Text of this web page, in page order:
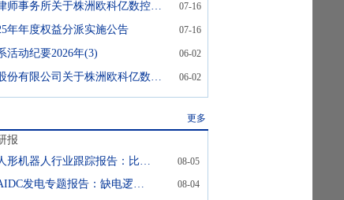
欧科亿:湖南启元律师事务所关于株洲欧科亿数控精密刀具股份有限公司差异化分派事项的法律意见书 07-16
年年度权益分派实施公告 07-16
活动纪要2026年(3) 06-02
欧科亿:中信证券股份有限公司关于株洲欧科亿数控精密刀具股份有限公司股东向特定机构投资者询价转让股份的核查报告 06-02
更多
报
人形机器人行业跟踪报告：比亚迪人形机器人“小迪”预计8月亮相 08-05
AIDC发电专题报告：缺电逻辑下燃机已开始释放利润，重视0-1的SOFC 08-04